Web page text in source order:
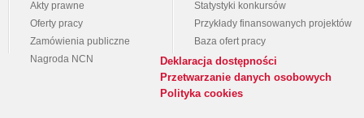
Akty prawne
Oferty pracy
Zamówienia publiczne
Nagroda NCN
Statystyki konkursów
Przykłady finansowanych projektów
Baza ofert pracy
Deklaracja dostępności
Przetwarzanie danych osobowych
Polityka cookies